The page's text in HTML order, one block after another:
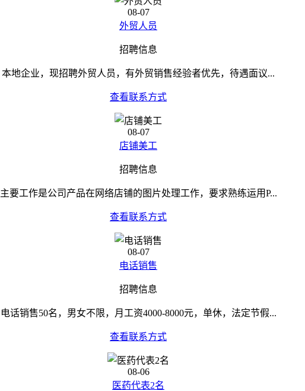
08-07
外贸人员
招聘信息
本地企业，现招聘外贸人员，有外贸销售经验者优先，待遇面议...
查看联系方式
08-07
店铺美工
招聘信息
主要工作是公司产品在网络店铺的图片处理工作，要求熟练运用P...
查看联系方式
08-07
电话销售
招聘信息
电话销售50名，男女不限，月工资4000-8000元，单休，法定节假...
查看联系方式
08-06
医药代表2名